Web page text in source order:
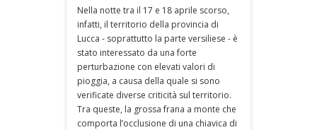
Nella notte tra il 17 e 18 aprile scorso,
infatti, il territorio della provincia di
Lucca - soprattutto la parte versiliese - è
stato interessato da una forte
perturbazione con elevati valori di
pioggia, a causa della quale si sono
verificate diverse criticità sul territorio.
Tra queste, la grossa frana a monte che
comporta l’occlusione di una chiavica di